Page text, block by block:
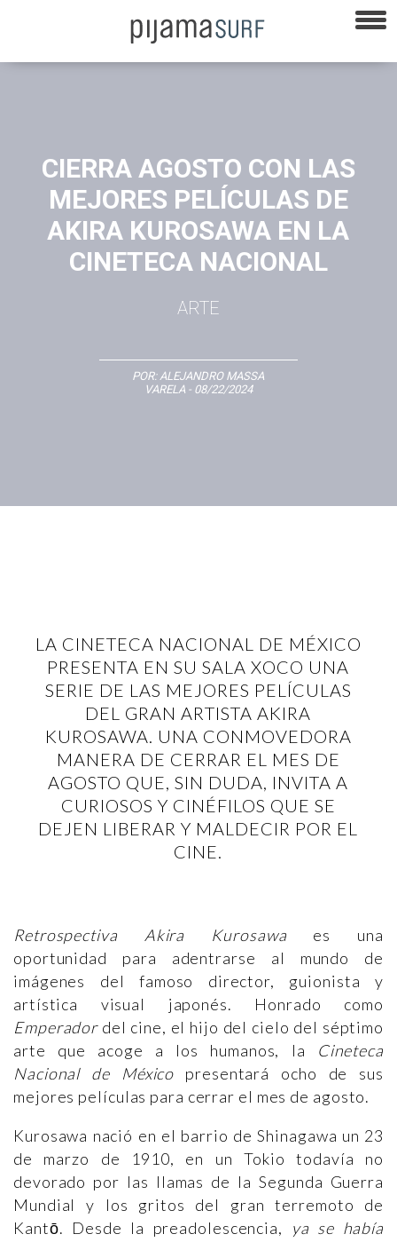
CIERRA AGOSTO CON LAS
MEJORES PELÍCULAS DE
AKIRA KUROSAWA EN LA
CINETECA NACIONAL
ARTE
POR: ALEJANDRO MASSA
VARELA- 08/22/2024
LA CINETECA NACIONAL DE MÉXICO
PRESENTA EN SU SALA XOCO UNA
SERIE DE LAS MEJORES PELÍCULAS
DEL GRAN ARTISTA AKIRA
KUROSAWA. UNA CONMOVEDORA
MANERA DE CERRAR EL MES DE
AGOSTO QUE, SIN DUDA, INVITA A
CURIOSOS Y CINÉFILOS QUE SE
DEJEN LIBERAR Y MALDECIR POR EL
CINE.
Retrospectiva Akira Kurosawa es una
oportunidad para adentrarse al mundo de
imágenes del famoso director, guionista y
artística visual japonés. Honrado como
Emperador del cine, el hijo del cielo del séptimo
arte que acoge a los humanos, la
Cineteca
Nacional de México presentará ocho de sus
mejores películas para cerrar el mes de agosto.
Kurosawa nació en el barrio de Shinagawa un 23
de marzo de 1910, en un Tokio todavía no
devorado por las llamas de la Segunda Guerra
Mundial y los gritos del gran terremoto de
Kantō. Desde la preadolescencia,
ya se había